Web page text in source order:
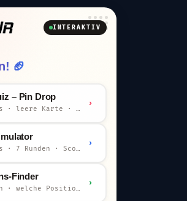
INTERAKTIV
🏈
– Pin Drop
32 Teams · leere Karte · km-Wertung
›
32 Teams · 7 Runden · Scout-Kommentar
›
Finder
7 Fragen · welche Position bist du?
›